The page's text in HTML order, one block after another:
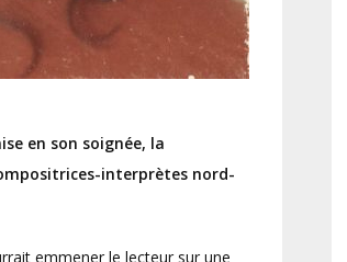
en son soignée, la
interprètes nord-
emmener le lecteur sur une